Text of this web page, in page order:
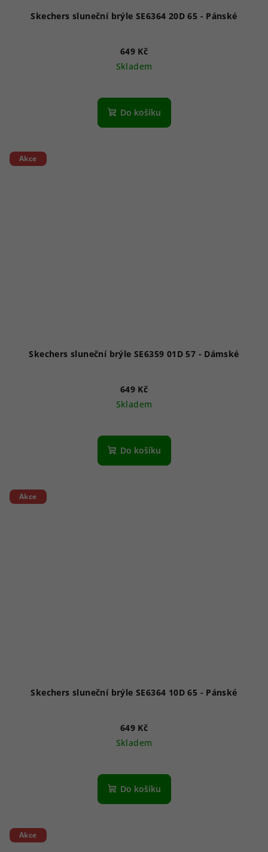
Skechers sluneční brýle SE6364 20D 65 - Pánské
649 Kč
Skladem
Do košíku
Akce
Skechers sluneční brýle SE6359 01D 57 - Dámské
649 Kč
Skladem
Do košíku
Akce
Skechers sluneční brýle SE6364 10D 65 - Pánské
649 Kč
Skladem
Do košíku
Akce